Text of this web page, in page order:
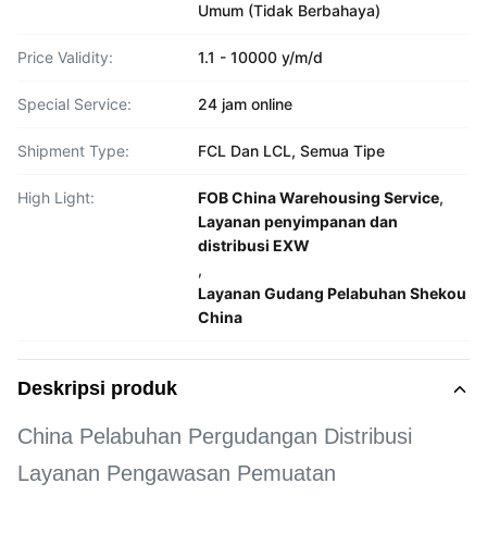
Umum (Tidak Berbahaya)
Price Validity: 1.1 - 10000 y/m/d
Special Service: 24 jam online
Shipment Type: FCL Dan LCL, Semua Tipe
High Light: FOB China Warehousing Service,
Layanan penyimpanan dan
distribusi EXW
,
Layanan Gudang Pelabuhan Shekou
China
Deskripsi produk
China Pelabuhan Pergudangan Distribusi
Layanan Pengawasan Pemuatan